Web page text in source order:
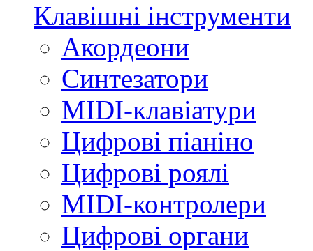
Клавішні інструменти
Акордеони
Синтезатори
MIDI-клавіатури
Цифрові піаніно
Цифрові роялі
MIDI-контролери
Цифрові органи